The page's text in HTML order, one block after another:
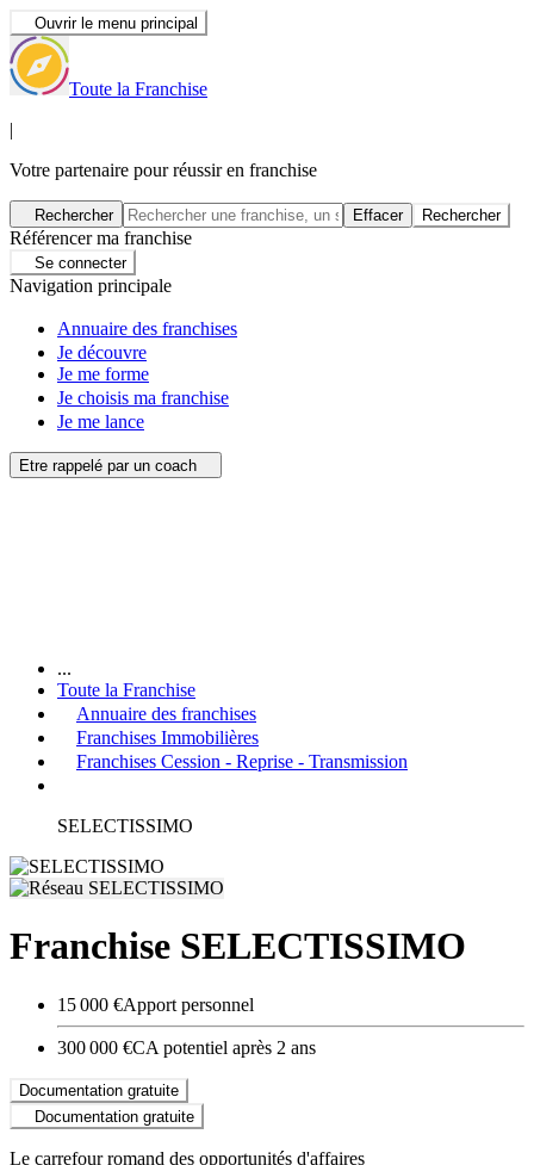
Ouvrir le menu principal
Toute la Franchise
|
Votre partenaire pour réussir en franchise
Rechercher Effacer Rechercher
Référencer ma franchise
Se connecter
Navigation principale
Annuaire des franchises
Je découvre
Je me forme
Je choisis ma franchise
Je me lance
Etre rappelé par un coach
...
Toute la Franchise
Annuaire des franchises
Franchises Immobilières
Franchises Cession - Reprise - Transmission
SELECTISSIMO
Franchise SELECTISSIMO
15 000 €Apport personnel
300 000 €CA potentiel après 2 ans
Documentation gratuite
Documentation gratuite
Le carrefour romand des opportunités d'affaires